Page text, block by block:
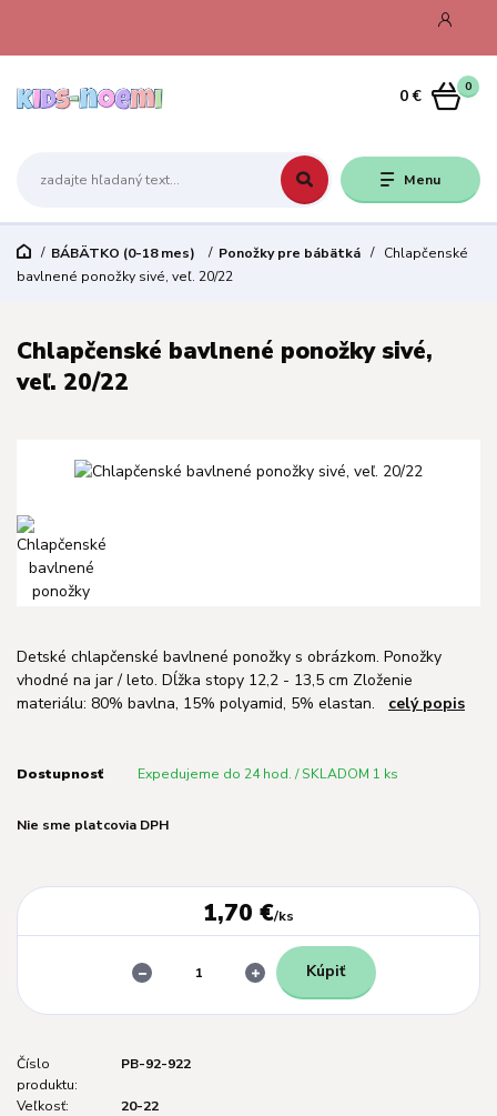
Menu
0
0 €
BÁBÄTKO (0-18 mes) Ponožky pre bábätká
Chlapčenské
bavlnené ponožky sivé, veľ. 20/22
Chlapčenské bavlnené ponožky sivé,
veľ. 20/22
Detské chlapčenské bavlnené ponožky s obrázkom. Ponožky
vhodné na jar / leto. Dĺžka stopy 12,2 - 13,5 cm Zloženie
materiálu: 80% bavlna, 15% polyamid, 5% elastan. celý popis
Dostupnosť Expedujeme do 24 hod. / SKLADOM 1 ks
Nie sme platcovia DPH
1,70 €/ks
Kúpiť
Číslo
produktu:
PB-92-922
Veľkosť:
20-22